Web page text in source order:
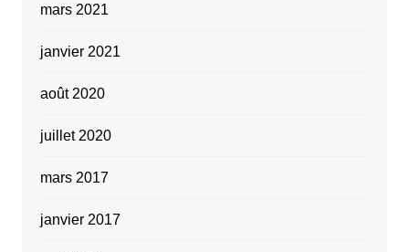
mars 2021
janvier 2021
août 2020
juillet 2020
mars 2017
janvier 2017